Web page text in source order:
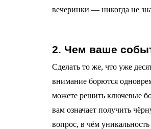
вечеринки — никогда не
2. Чем ваше
Сделать то же, что уже
внимание борются
можете решить ключевые
вам означает получить
вопрос, в чём